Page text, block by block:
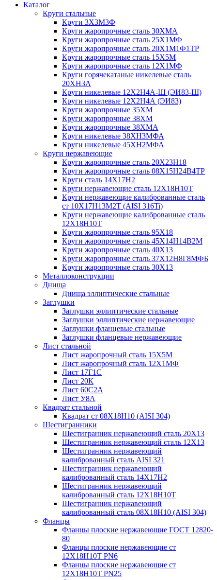
Каталог
Круги стальные
Круги 3Х3М3Ф
Круги жаропрочные сталь 30ХМА
Круги жаропрочные сталь 25Х1МФ
Круги жаропрочные сталь 20Х1М1Ф1ТР
Круги жаропрочные сталь 15Х5М
Круги жаропрочные сталь 12Х1МФ
Круги горячекатаные никелевые сталь
20ХН3А
Круги никелевые 12Х2Н4А-Ш (ЭИ83-Ш)
Круги никелевые 12Х2Н4А (ЭИ83)
Круги жаропрочные 35ХМ
Круги жаропрочные 38ХМ
Круги жаропрочные 38ХМА
Круги никелевые 38XH3MФА
Круги никелевые 45ХН2МФА
Круги нержавеющие
Круги жаропрочные сталь 20Х23Н18
Круги жаропрочные сталь 08Х15Н24В4ТР
Круги сталь 14Х17Н2
Круги нержавеющие сталь 12Х18Н10Т
Круги нержавеющие калиброванные сталь
ст 10Х17Н13М2Т (AISI 316Ti)
Круги нержавеющие калиброванные сталь
12Х18Н10Т
Круги жаропрочные сталь 95Х18
Круги жаропрочные сталь 45Х14Н14В2М
Круги жаропрочные сталь 40Х13
Круги жаропрочные сталь 37Х12Н8Г8МФБ
Круги жаропрочные сталь 30Х13
Металлоконструкции
Днища
Днища эллиптические стальные
Заглушки
Заглушки эллиптические стальные
Заглушки эллиптические нержавеющие
Заглушки фланцевые стальные
Заглушки фланцевые нержавеющие
Лист стальной
Лист жаропрочный сталь 15Х5М
Лист жаропрочный сталь 12Х1МФ
Лист 17Г1С
Лист 20К
Лист 60С2А
Лист У8А
Квадрат стальной
Квадрат ст 08Х18Н10 (AISI 304)
Шестигранники
Шестигранник нержавеющий сталь 20Х13
Шестигранник нержавеющий сталь 12Х13
Шестигранник нержавеющий
калиброванный сталь AISI 321
Шестигранник нержавеющий
калиброванный сталь 14Х17Н2
Шестигранник нержавеющий
калиброванный сталь 12Х18Н10Т
Шестигранник нержавеющий
калиброванный сталь 08Х18Н10 (AISI 304)
Фланцы
Фланцы плоские нержавеющие ГОСТ 12820-
80
Фланцы плоские нержавеющие ст
12Х18Н10Т PN6
Фланцы плоские нержавеющие ст
12Х18Н10Т PN25